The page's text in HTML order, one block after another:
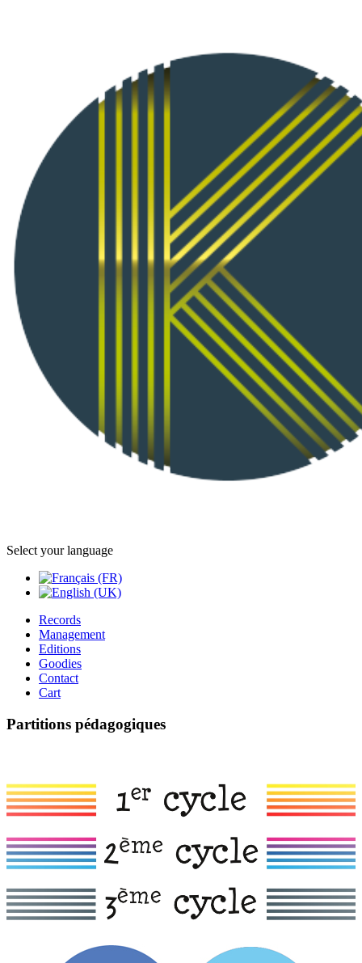
Select your language
Records
Management
Editions
Goodies
Contact
Cart
Partitions pédagogiques